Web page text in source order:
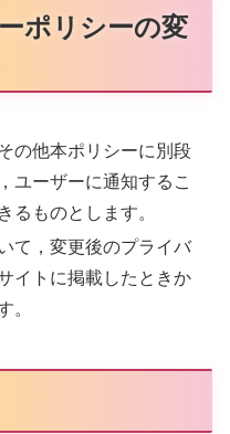
ポリシーの変
の他本ポリシーに別段
ユーザーに通知するこ
るものとします。
て，変更後のプライバ
イトに掲載したときか
。